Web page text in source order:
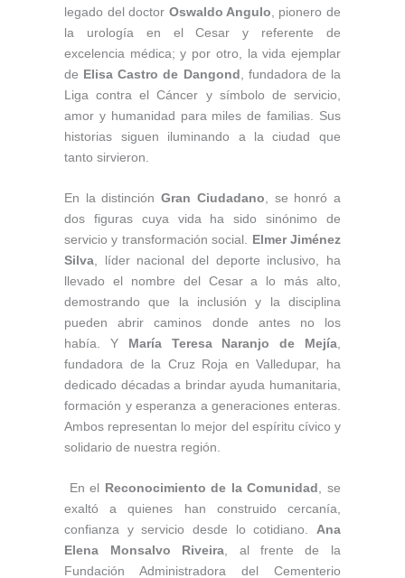
legado del doctor Oswaldo Angulo, pionero de
la urología en el Cesar y referente de
excelencia médica; y por otro, la vida ejemplar
de Elisa Castro de Dangond , fundadora de la
Liga contra el Cáncer y símbolo de servicio,
amor y humanidad para miles de familias. Sus
historias siguen iluminando a la ciudad que
tanto sirvieron.
En la distinciónGran Ciudadano , se honró a
dos figuras cuya vida ha sido sinónimo de
servicio y transformación social.
Elmer Jiménez
Silva , líder nacional del deporte inclusivo, ha
llevado el nombre del Cesar a lo más alto,
demostrando que la inclusión y la disciplina
pueden abrir caminos donde antes no los
había. YMaría Teresa Naranjo de Mejía,
fundadora de la Cruz Roja en Valledupar, ha
dedicado décadas a brindar ayuda humanitaria,
formación y esperanza a generaciones enteras.
Ambos representan lo mejor del espíritu cívico y
solidario de nuestra región.
En el Reconocimiento de la Comunidad
, se
exaltó a quienes han construido cercanía,
confianza y servicio desde lo cotidiano. Ana
Elena Monsalvo Riveira , al frente de la
Fundación Administradora del Cementerio